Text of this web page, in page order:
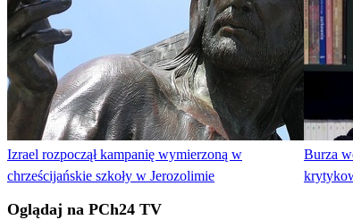
Izrael rozpoczął kampanię wymierzoną w
chrześcijańskie szkoły w Jerozolimie
Burza
Oglądaj na PCh24 TV